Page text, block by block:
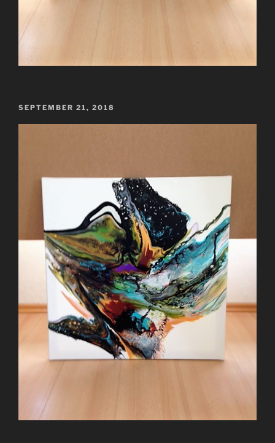
VERÖFFENTLICHT
SEPTEMBER 21, 2018